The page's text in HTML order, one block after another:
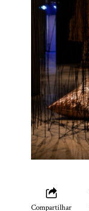
Compartilhar